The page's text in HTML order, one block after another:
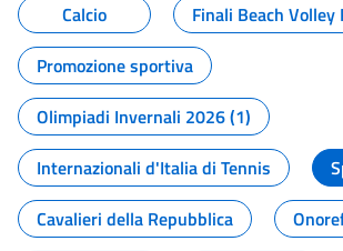
Calcio
Finali Beach Volley
Promozione sportiva
Olimpiadi Invernali 2026 (1)
Internazionali d'Italia di Tennis
Cavalieri della Repubblica